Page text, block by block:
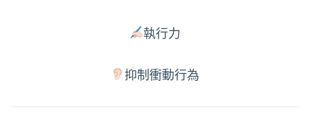
執行力
抑制衝動行為